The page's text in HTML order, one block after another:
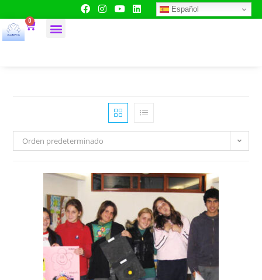
Español
0
Orden predeterminado